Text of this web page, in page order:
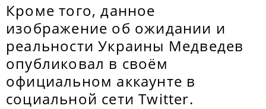
Кроме того, данное
изображение об ожидании и
реальности Украины Медведев
опубликовал в своём
официальном аккаунте в
социальной сети Twitter.